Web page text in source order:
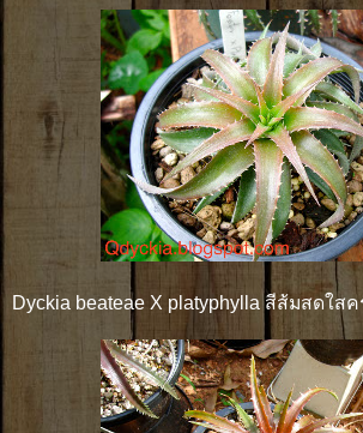
Dyckia beateae X platyphylla สีส้มสดใสค